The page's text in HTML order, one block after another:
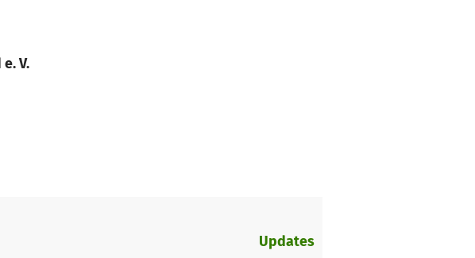
V.
Updates